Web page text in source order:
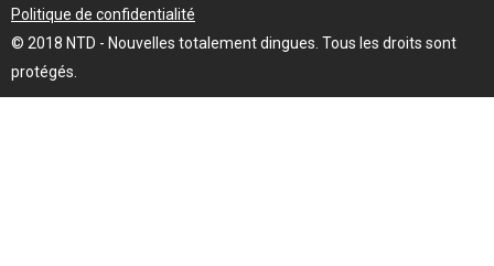
Politique de confidentialité
© 2018 NTD - Nouvelles totalement dingues. Tous les droits sont
protégés.